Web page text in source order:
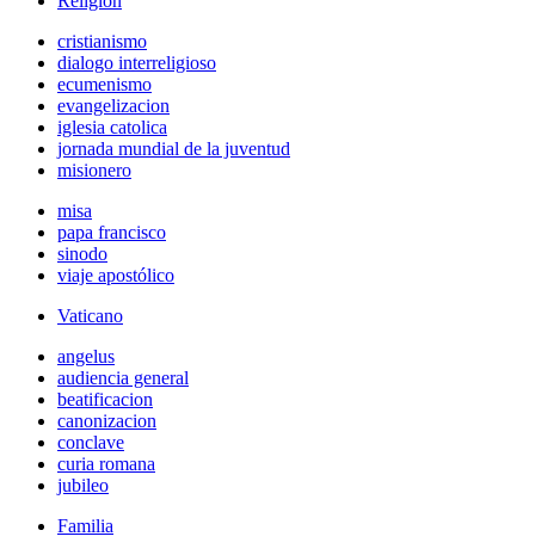
cristianismo
dialogo interreligioso
ecumenismo
evangelizacion
iglesia catolica
jornada mundial de la juventud
misionero
misa
papa francisco
sinodo
viaje apostólico
Vaticano
angelus
audiencia general
beatificacion
canonizacion
conclave
curia romana
jubileo
Familia